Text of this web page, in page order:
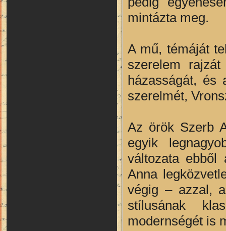
mintázta meg.
A mű, témáját
szerelem
házasságát, és
szerelmét,
Az örök Szerb
egyik
változata ebből
Anna
végig – azzal,
stílusának
modernségét is